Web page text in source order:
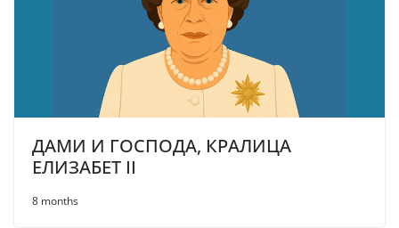
ДАМИ И ГОСПОДА, КРАЛИЦА
ЕЛИЗАБЕТ II
8 months